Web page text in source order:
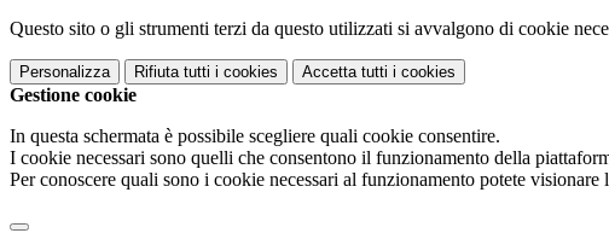
Questo sito o gli strumenti terzi da questo utilizzati si avvalgono di cookie
Personalizza Rifiuta tutti i cookies Accetta tutti i cookies
Gestione cookie
In questa schermata è possibile scegliere quali cookie consentire.
I cookie necessari sono quelli che consentono il funzionamento della
Per conoscere quali sono i cookie necessari al funzionamento potete visionare